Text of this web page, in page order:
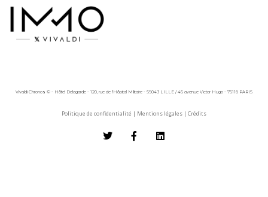
Vivaldi Chronos © - Hôtel Delagarde - 120, rue de l'Hôpital Militaire - 59043 LILLE / 45 avenue Victor Hugo - 75116 PARIS
Politique de confidentialité | Mentions légales | Crédits